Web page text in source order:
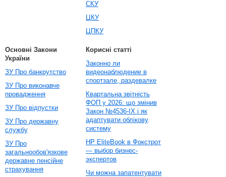
СКУ
ЦКУ
ЦПКУ
Основні Закони
України
ЗУ Про банкрутство
ЗУ Про виконавче
провадження
ЗУ Про відпустки
ЗУ Про державну
службу
ЗУ Про
загальнообов'язкове
державне пенсійне
страхування
Корисні статті
Законно ли
видеонаблюдение в
спортзале, раздевалке
Квартальна звітність
ФОП у 2026: що змінив
Закон №4536-IX і як
адаптувати облікову
систему
HP EliteBook в Фокстрот
— выбор бизнес-
экспертов
Чи можна запатентувати